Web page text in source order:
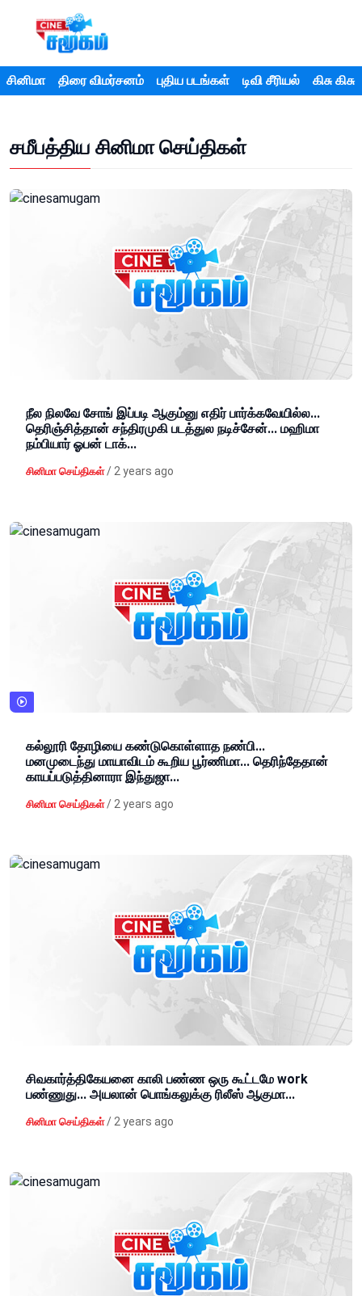
சினிமா திரை விமர்சனம் புதிய படங்கள் டிவி சீரியல் கிசு கிசு
சமீபத்திய சினிமா செய்திகள்
நீல நிலவே சோங் இப்படி ஆகும்னு எதிர் பார்க்கவேயில்ல...
தெரிஞ்சித்தான் சந்திரமுகி படத்துல நடிச்சேன்... மஹிமா
நம்பியார் ஓபன் டாக்...
சினிமா செய்திகள் / 2 years ago
கல்லூரி தோழியை கண்டுகொள்ளாத நண்பி...
மனமுடைந்து மாயாவிடம் கூறிய பூர்ணிமா... தெரிந்தேதான்
காயப்படுத்தினாரா இந்துஜா...
சினிமா செய்திகள் / 2 years ago
சிவகார்த்திகேயனை காலி பண்ண ஒரு கூட்டமே work
பண்ணுது... அயலான் பொங்கலுக்கு ரிலீஸ் ஆகுமா...
சினிமா செய்திகள் / 2 years ago